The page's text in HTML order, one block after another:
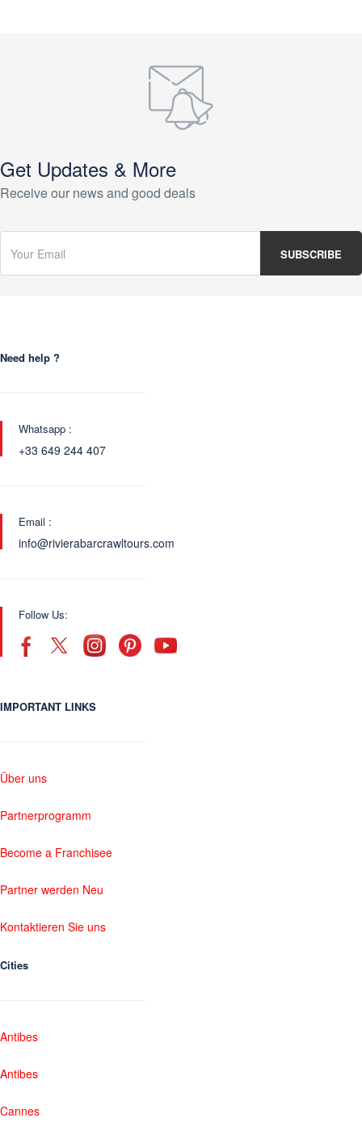
Get Updates & More
Receive our news and good deals
Need help ?
Whatsapp :
+33 649 244 407
Email :
info@rivierabarcrawltours.com
Follow Us:
IMPORTANT LINKS
Über uns
Partnerprogramm
Become a Franchisee
Partner werden Neu
Kontaktieren Sie uns
Cities
Antibes
Antibes
Cannes